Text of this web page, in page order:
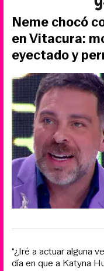
Neme chocó
en Vitacura:
eyectado y
“¿Iré a actuar alguna
día en que a Katyna